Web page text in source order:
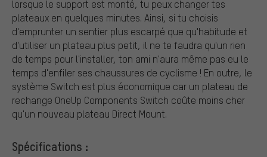
lorsque le support est monté, tu peux changer tes
plateaux en quelques minutes. Ainsi, si tu choisis
d'emprunter un sentier plus escarpé que qu'habitude et
d'utiliser un plateau plus petit, il ne te faudra qu'un rien
de temps pour l'installer, ton ami n'aura même pas eu le
temps d'enfiler ses chaussures de cyclisme ! En outre, le
système Switch est plus économique car un plateau de
rechange OneUp Components Switch coûte moins cher
qu'un nouveau plateau Direct Mount.
Spécifications :